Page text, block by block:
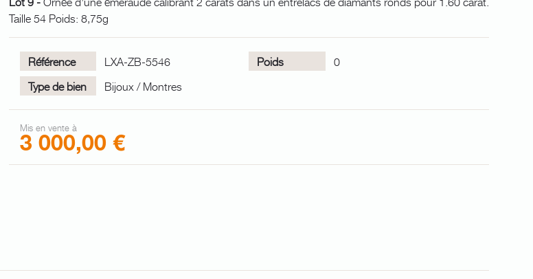
Taille 54 Poids: 8,75g
Référence LXA-ZB-5546 Poids
0
Type de bien
Bijoux / Montres
Mis en vente à
3 000,00 €